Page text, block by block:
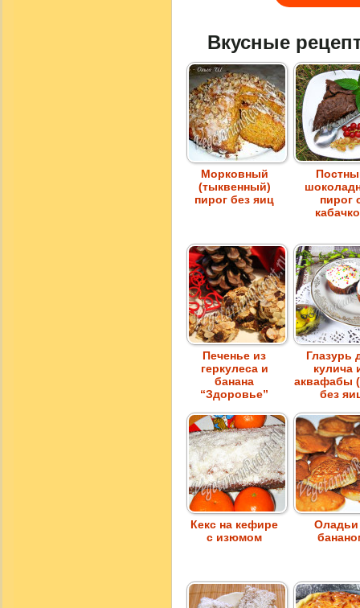
Вкусные
Морковный
(тыквенный)
пирог без яиц
пирог
Печенье из
геркулеса и
банана
“Здоровье”
Глазурь
кулича
аквафабы
без
Кекс на кефире
с изюмом
Оладьи